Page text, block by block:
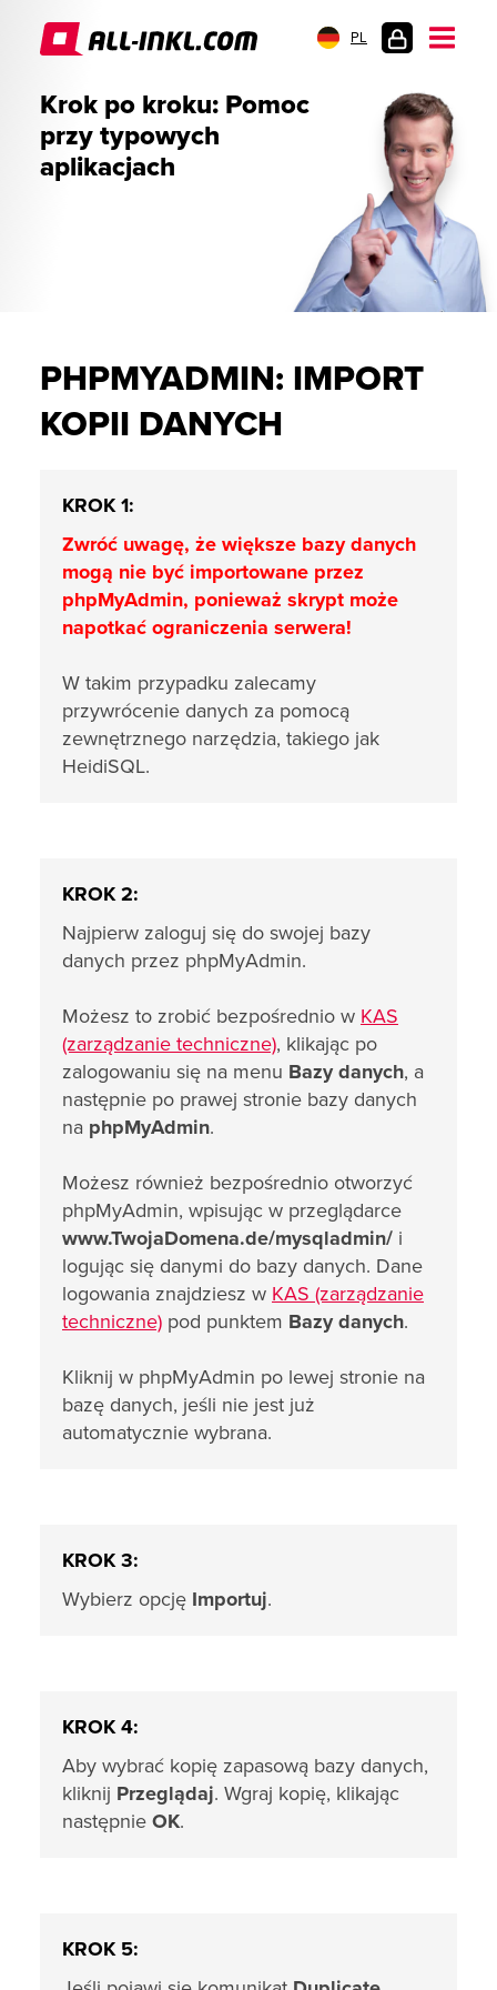
PL
Krok po kroku: Pomoc
przy typowych
aplikacjach
PHPMYADMIN: IMPORT
KOPII DANYCH
KROK 1:
Zwróć uwagę, że większe bazy danych
mogą nie być importowane przez
phpMyAdmin, ponieważ skrypt może
napotkać ograniczenia serwera!
W takim przypadku zalecamy
przywrócenie danych za pomocą
zewnętrznego narzędzia, takiego jak
HeidiSQL.
KROK 2:
Najpierw zaloguj się do swojej bazy
danych przez phpMyAdmin.
Możesz to zrobić bezpośrednio w KAS
(zarządzanie techniczne), klikając po
zalogowaniu się na menu Bazy danych, a
następnie po prawej stronie bazy danych
na phpMyAdmin.
Możesz również bezpośrednio otworzyć
phpMyAdmin, wpisując w przeglądarce
www.TwojaDomena.de/mysqladmin/ i
logując się danymi do bazy danych. Dane
logowania znajdziesz w KAS (zarządzanie
techniczne) pod punktem Bazy danych.
Kliknij w phpMyAdmin po lewej stronie na
bazę danych, jeśli nie jest już
automatycznie wybrana.
KROK 3:
Wybierz opcję Importuj.
KROK 4:
Aby wybrać kopię zapasową bazy danych,
kliknij Przeglądaj. Wgraj kopię, klikając
następnie OK.
KROK 5: